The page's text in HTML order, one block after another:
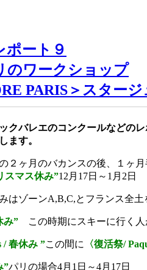
ポート９
のワークショップ
PARIS＞スタージ
クバレエのコンクールなどのレ
ます。
２ヶ月のバカンスの後、１ヶ
スマス休み”12月17日～1月2日
はゾーンA,B,C,とフランス全
み” この時期にスキーに行く人
/ 春休み ”この間に 〈復活祭/
”パリの場合4月1日～4月17日